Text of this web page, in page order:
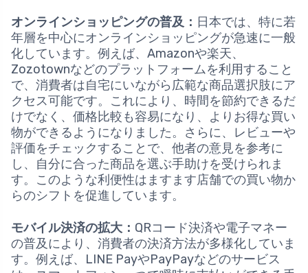
オンラインショッピングの普及： 日本では、特に若
年層を中心にオンラインショッピングが急速に一般
化しています。例えば、Amazonや楽天、
Zozotownなどのプラットフォームを利用すること
で、消費者は自宅にいながら広範な商品選択肢にア
クセス可能です。これにより、時間を節約できるだ
けでなく、価格比較も容易になり、よりお得な買い
物ができるようになりました。さらに、レビューや
評価をチェックすることで、他者の意見を参考に
し、自分に合った商品を選ぶ手助けを受けられま
す。このような利便性はますます店舗での買い物か
らのシフトを促進しています。
モバイル決済の拡大： QRコード決済や電子マネー
の普及により、消費者の決済方法が多様化していま
す。例えば、LINE PayやPayPayなどのサービス